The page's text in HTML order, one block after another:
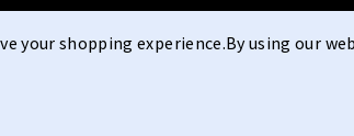
your shopping experience.By using our